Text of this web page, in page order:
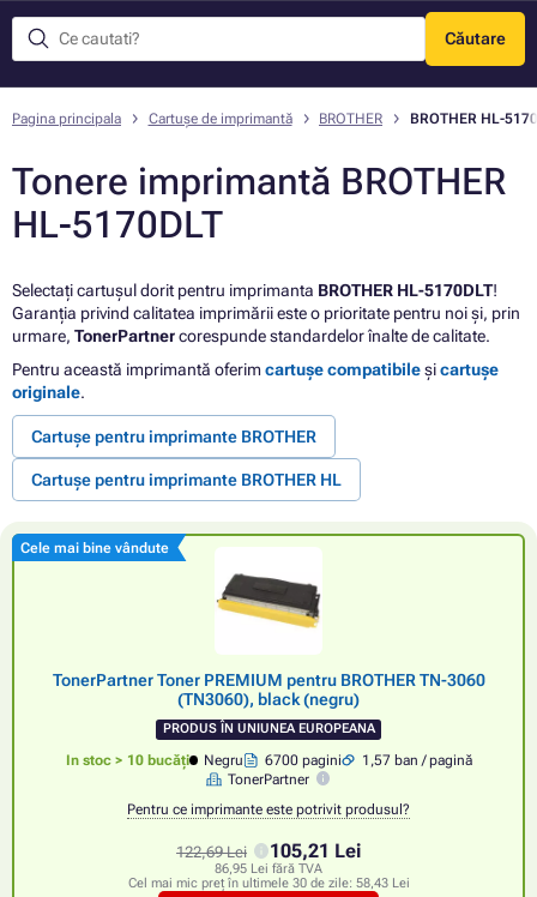
Căutare
Meniu
Pagina principala Cartușe de imprimantă BROTHER BROTHER HL-
Tonere imprimantă BROTHER
HL-5170DLT
Selectați cartușul dorit pentru imprimanta BROTHER HL-5170DLT!
Garanția privind calitatea imprimării este o prioritate pentru noi și, prin
urmare, TonerPartnercorespunde standardelor înalte de calitate.
Pentru această imprimantă oferimcartușe compatibileșicartușe
originale.
Cartușe pentru imprimante BROTHER
Cartușe pentru imprimante BROTHER HL
Cele mai bine vândute
TonerPartner Toner PREMIUM pentru BROTHER TN-3060
(TN3060), black (negru)
PRODUS ÎN UNIUNEA EUROPEANA
In stoc > 10 bucăți Negru 6700 pagini
1,57 ban / pagină
TonerPartner
Pentru ce imprimante este potrivit produsul?
122,69 Lei 105,21 Lei
86,95 Lei fără TVA
Cel mai mic preț în ultimele 30 de zile: 58,43 Lei